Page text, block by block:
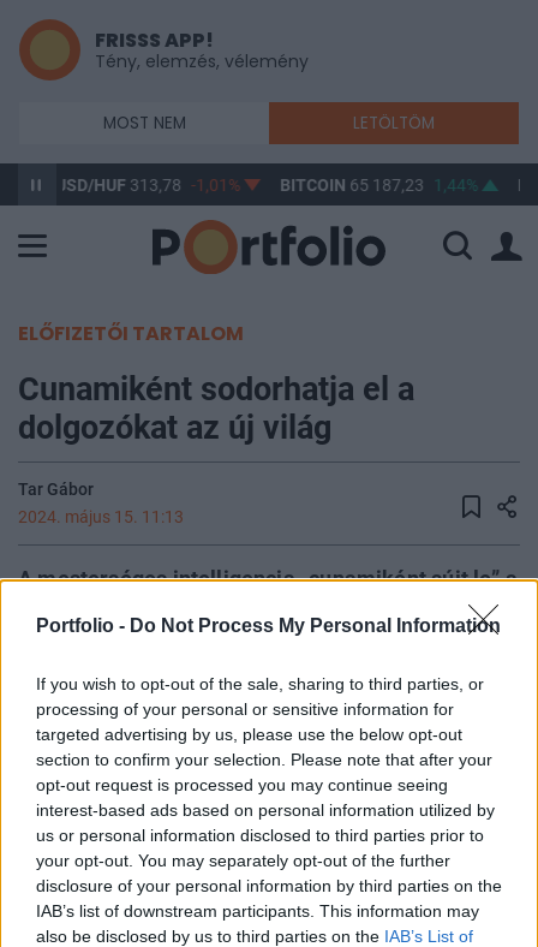
Portfolio - Do Not Process My Personal Information
If you wish to opt-out of the sale, sharing to third parties, or
processing of your personal or sensitive information for
targeted advertising by us, please use the below opt-out
section to confirm your selection. Please note that after your
opt-out request is processed you may continue seeing
interest-based ads based on personal information utilized by
us or personal information disclosed to third parties prior to
your opt-out. You may separately opt-out of the further
disclosure of your personal information by third parties on the
IAB’s list of downstream participants. This information may
also be disclosed by us to third parties on the IAB’s List of
FRISSS APP!
Tény, elemzés, vélemény
MOST NEM LETÖLTÖM
USD/HUF313,78 -1,01% BITCOIN 65 187,23 1,44%
ELŐFIZETŐI TARTALOM
Cunamiként sodorhatja el a
dolgozókat az új világ
Tar Gábor
2024. május 15. 11:13
A mesterséges intelligencia „cunamiként sújt le” a
Valutaalap (IMF) vezérigazgatója. Kristalina
Georgieva szerint az új technológia jelentősen
növelheti a termelékenységet, azonban
társadalmi egyenlőtlenségekhez is vezethet.
A mesterséges intelligencia a következő két év során a
fejlett gazdaságokban a munkahelyek 60%-ra, világszerte
pedig az állások 40%-ra lesz hatással – mondta Kristalina
Georgieva a Zürichi Egyetemhez tartozó Svájci Nemzetközi
Tanulmányok Intézete által szervezett hétfői rendezvényen.
Nagyon kevés időnk van arra, hogy az embereket és a